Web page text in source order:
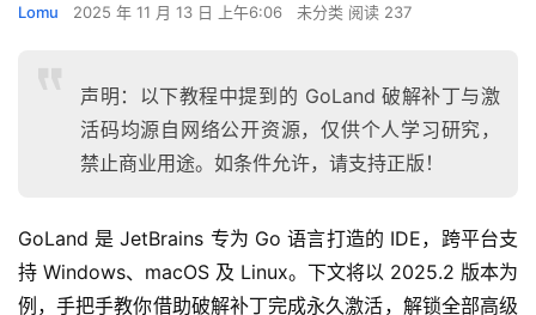
Lomu 2025 年 11 月 13 日 上午6:06 未分类 阅读 237
声明：以下教程中提到的 GoLand 破解补丁与激
活码均源自网络公开资源，仅供个人学习研究，
禁止商业用途。如条件允许，请支持正版！
GoLand 是 JetBrains 专为 Go 语言打造的 IDE，跨平台支
持 Windows、macOS 及 Linux。下文将以 2025.2 版本为
例，手把手教你借助破解补丁完成永久激活，解锁全部高级